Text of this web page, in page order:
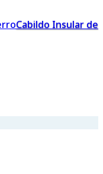
Cabildo Insular de